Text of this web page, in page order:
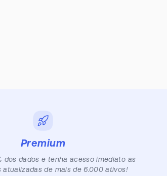
Premium
dos dados e tenha acesso imediato as
atualizadas de mais de 6.000 ativos!